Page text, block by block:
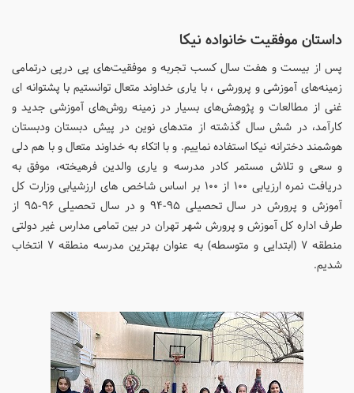
داستان موفقیت خانواده نیکا
پس از بیست و هفت سال کسب تجربه و موفقیت‌های پی درپی درتمامی
زمینه‌های آموزشی و پرورشی ، با یاری خداوند متعال توانستیم با پشتوانه‌ ای
غنی از مطالعات و پژوهش‌های بسیار در زمینه روش‌های آموزشی جدید و
کارآمد، در شش سال گذشته از متدهای نوین در پیش دبستان ودبستان
هوشمند دخترانه نیکا استفاده نماییم. و با اتکاء به خداوند متعال و با هم دلی
و سعی و تلاش مستمر کادر مدرسه و یاری والدین فرهیخته، موفق به
دریافت نمره ارزیابی ۱۰۰ از ۱۰۰ بر اساس شاخص های ارزشیابی وزارت کل
آموزش و پرورش در سال تحصیلی ۹۵-۹۴ و در سال تحصیلی ۹۶-۹۵ از
طرف اداره کل آموزش و پرورش شهر تهران در بین تمامی مدارس غیر دولتی
منطقه ۷ (ابتدایی و متوسطه) به عنوان بهترین مدرسه منطقه ۷ انتخاب
شدیم.